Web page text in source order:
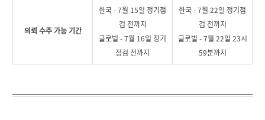
의뢰 수주 가능 기간
한국 - 7월 15일 정기점
검 전까지
글로벌 - 7월 16일 정기
점검 전까지
한국 - 7월 22일 정기점
검 전까지
글로벌 - 7월 22일 23시
59분까지